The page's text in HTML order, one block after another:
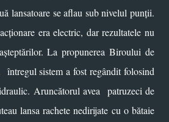
lansatoare se aflau sub nivelul punții.
era electric, dar rezultatele nu
La propunerea Biroului de
sistem a fost regândit folosind
Aruncătorul avea patruzeci de
lansa rachete nedirijate cu o bătaie